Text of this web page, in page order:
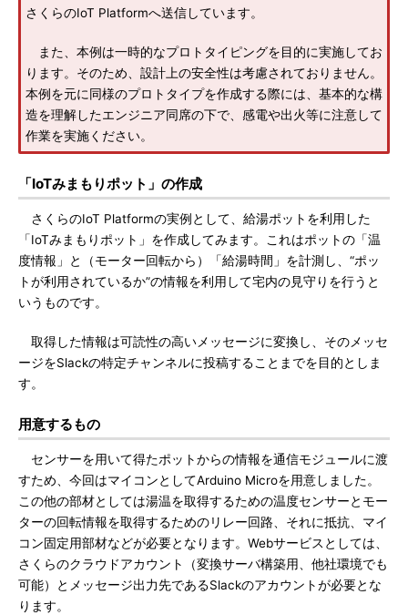
さくらのIoT Platformへ送信しています。
また、本例は一時的なプロトタイピングを目的に実施してお
ります。そのため、設計上の安全性は考慮されておりません。
本例を元に同様のプロトタイプを作成する際には、基本的な構
造を理解したエンジニア同席の下で、感電や出火等に注意して
作業を実施ください。
「IoTみまもりポット」の作成
さくらのIoT Platformの実例として、給湯ポットを利用した
「IoTみまもりポット」を作成してみます。これはポットの「温
度情報」と（モーター回転から）「給湯時間」を計測し、“ポッ
トが利用されているか”の情報を利用して宅内の見守りを行うと
いうものです。
取得した情報は可読性の高いメッセージに変換し、そのメッセ
ージをSlackの特定チャンネルに投稿することまでを目的としま
す。
用意するもの
センサーを用いて得たポットからの情報を通信モジュールに渡
すため、今回はマイコンとしてArduino Microを用意しました。
この他の部材としては湯温を取得するための温度センサーとモー
ターの回転情報を取得するためのリレー回路、それに抵抗、マイ
コン固定用部材などが必要となります。Webサービスとしては、
さくらのクラウドアカウント（変換サーバ構築用、他社環境でも
可能）とメッセージ出力先であるSlackのアカウントが必要とな
ります。